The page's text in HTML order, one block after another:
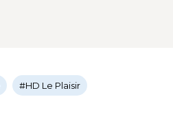
#HD Le Plaisir